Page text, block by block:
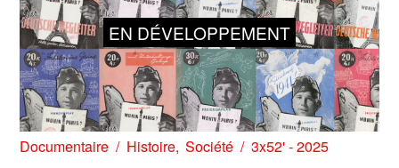
EN DÉVELOPPEMENT
Documentaire Histoire Société 3x52' - 2025